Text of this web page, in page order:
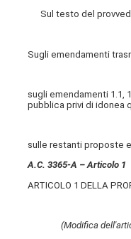
Sul testo del
Sugli emendamenti
sugli emendamenti 1.1,
pubblica privi di idonea
sulle restanti proposte
A.C. 3365-A – Articolo 1
ARTICOLO 1 DELLA
(Modifica